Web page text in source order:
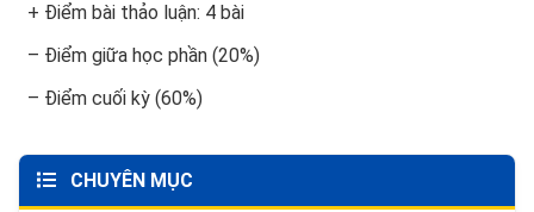
+ Điểm bài thảo luận: 4 bài
– Điểm giữa học phần (20%)
– Điểm cuối kỳ (60%)
CHUYÊN MỤC